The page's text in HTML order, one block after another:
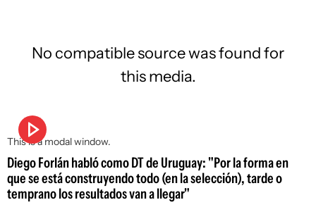
This is a modal window.
No compatible source was found for
this media.
Diego Forlán habló como DT de Uruguay: "Por la forma en
que se está construyendo todo (en la selección), tarde o
temprano los resultados van a llegar"